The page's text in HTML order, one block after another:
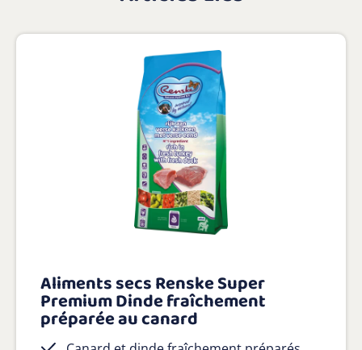
Aliments secs Renske Super
Premium Dinde fraîchement
préparée au canard